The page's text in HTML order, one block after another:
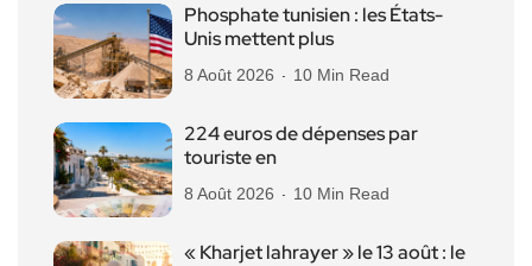
Phosphate tunisien : les États-
Unis mettent plus
8 Août 2026 10 Min Read
224 euros de dépenses par
touriste en
8 Août 2026 10 Min Read
« Kharjet lahrayer » le 13 août : le